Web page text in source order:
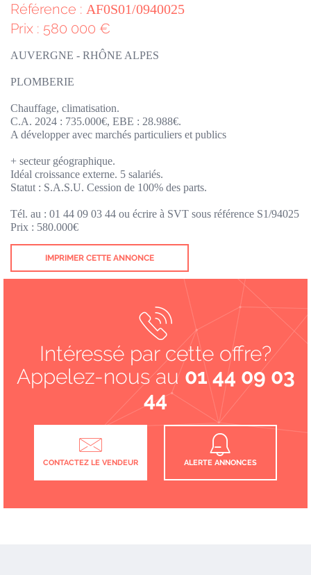
Référence : AF0S01/0940025
Prix : 580 000 €
AUVERGNE - RHÔNE ALPES
PLOMBERIE
Chauffage, climatisation.
C.A. 2024 : 735.000€, EBE : 28.988€.
A développer avec marchés particuliers et publics
+ secteur géographique.
Idéal croissance externe. 5 salariés.
Statut : S.A.S.U. Cession de 100% des parts.
Tél. au : 01 44 09 03 44 ou écrire à SVT sous référence S1/94025
Prix : 580.000€
IMPRIMER CETTE ANNONCE
Intéressé par cette offre?
Appelez-nous au01 44 09 03
44
CONTACTEZ LE VENDEUR ALERTE ANNONCES